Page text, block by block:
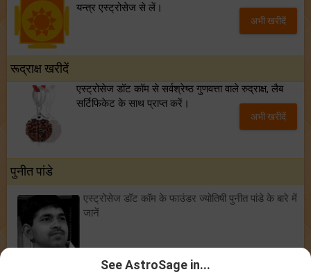
यन्त्र एस्ट्रोसेज से लें।
अभी खरीदें
रूद्राक्ष खरीदें
एस्ट्रोसेज डॉट कॉम से सर्वश्रेष्ठ गुणवत्ता वाले रुद्राक्ष, लैब
सर्टिफिकेट के साथ प्राप्त करें।
अभी खरीदें
पुनीत पांडे
एस्ट्रोसेज डॉट कॉम के फाउंडर ज्योतिषी पुनीत पांडे के बारे में
जानें
See AstroSage in...